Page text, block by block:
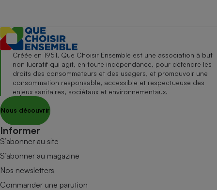
Créée en 1951, Que Choisir Ensemble est une association à but
non lucratif qui agit, en toute indépendance, pour défendre les
droits des consommateurs et des usagers, et promouvoir une
consommation responsable, accessible et respectueuse des
enjeux sanitaires, sociétaux et environnementaux.
Nous découvrir
Informer
S’abonner au site
S’abonner au magazine
Nos newsletters
Commander une parution